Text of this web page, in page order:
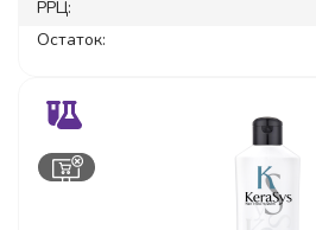
РРЦ:
Остаток: